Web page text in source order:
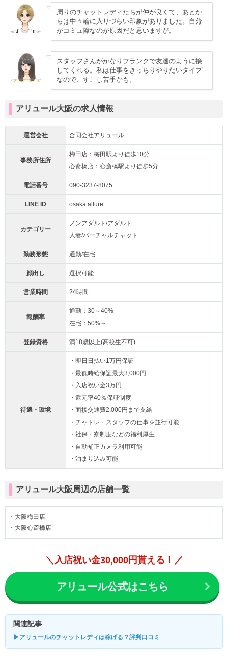
周りのチャットレディたちが仲が良くて、あとか
らは中々輪に入りづらい印象がありました。自分
がコミュ障なのが原因だと思いますが。
スタッフさんがかなりフランクで友達のように接
してくれる。私は仕事をきっちりやりたいタイプ
なので、すこし苦手かも。
アリュール大阪の求人情報
運営会社 合同会社アリュール
事務所住所
梅田店：梅田駅より徒歩10分
心斎橋店：心斎橋駅より徒歩5分
電話番号 090-3237-8075
LINE ID osaka.allure
カテゴリー
ノンアダルト/アダルト
人妻/バーチャルチャット
勤務形態 通勤/在宅
顔出し 選択可能
営業時間 24時間
報酬率
通勤：30～40%
在宅：50%～
登録資格 満18歳以上(高校生不可)
待遇・環境
・即日日払い1万円保証
・最低時給保証最大3,000円
・入店祝い金3万円
・還元率40％保証制度
・面接交通費2,000円まで支給
・チャトレ・スタッフの仕事を並行可能
・社保・寮制度などの福利厚生
・自動補正カメラ利用可能
・泊まり込み可能
アリュール大阪周辺の店舗一覧
・大阪梅田店
・大阪心斎橋店
＼入店祝い金30,000円貰える！／
アリュール公式はこちら
関連記事
▶アリュールのチャットレディは稼げる？評判口コミ